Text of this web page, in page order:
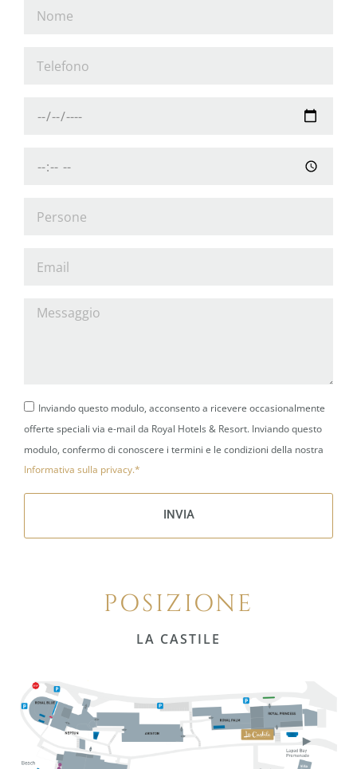
Inviando questo modulo, acconsento a ricevere occasionalmente
offerte speciali via e-mail da Royal Hotels & Resort. Inviando questo
modulo, confermo di conoscere i termini e le condizioni della nostra
Informativa sulla privacy.*
INVIA
POSIZIONE
LA CASTILE